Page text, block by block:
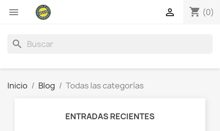
 shopping_cart (0)

search
Inicio Blog Todas las categorías
ENTRADAS RECIENTES